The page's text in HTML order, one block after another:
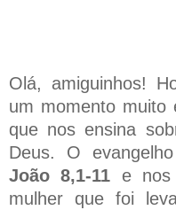
Olá, amiguinhos!
um momento muito
que nos ensina
Deus. O
João 8,1-11 e nos
mulher que foi